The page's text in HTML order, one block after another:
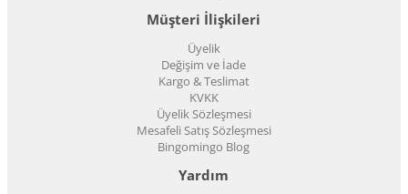
Müşteri İlişkileri
Üyelik
Değişim ve İade
Kargo & Teslimat
KVKK
Üyelik Sözleşmesi
Mesafeli Satış Sözleşmesi
Bingomingo Blog
Yardım